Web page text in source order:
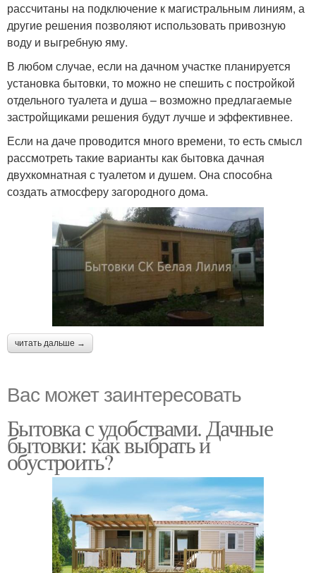
рассчитаны на подключение к магистральным линиям, а
другие решения позволяют использовать привозную
воду и выгребную яму.
В любом случае, если на дачном участке планируется
установка бытовки, то можно не спешить с постройкой
отдельного туалета и душа – возможно предлагаемые
застройщиками решения будут лучше и эффективнее.
Если на даче проводится много времени, то есть смысл
рассмотреть такие варианты как бытовка дачная
двухкомнатная с туалетом и душем. Она способна
создать атмосферу загородного дома.
читать дальше →
Вас может заинтересовать
Бытовка с удобствами. Дачные
бытовки: как выбрать и
обустроить?